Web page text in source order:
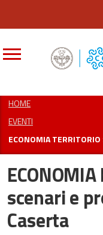
HOME
EVENTI
ECONOMIA TERRITORIO
ECONOMIA
scenari e
Caserta